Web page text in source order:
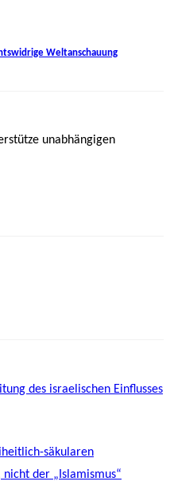
Weltanschauung
unabhängigen
des israelischen Einflusses
säkularen
der „Islamismus“